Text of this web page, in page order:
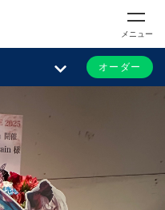
メニュー
オーダー